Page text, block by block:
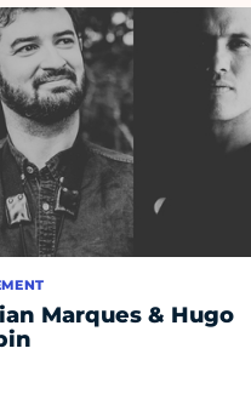
Marques & Hugo